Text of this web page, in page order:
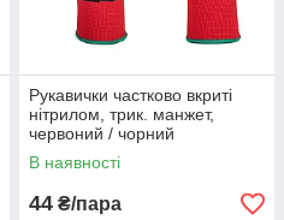
Рукавички частково вкриті
нітрилом, трик. манжет,
червоний / чорний
В наявності
44 ₴/пара